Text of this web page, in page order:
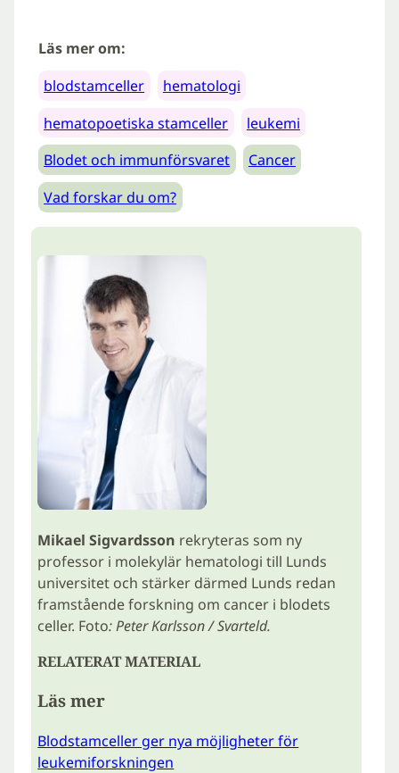
Läs mer om:
blodstamceller
hematologi
hematopoetiska stamceller
leukemi
Blodet och immunförsvaret
Cancer
Vad forskar du om?
Mikael Sigvardsson rekryteras som ny
professor i molekylär hematologi till Lunds
universitet och stärker därmed Lunds redan
framstående forskning om cancer i blodets
celler. Foto: Peter Karlsson / Svarteld.
RELATERAT MATERIAL
Läs mer
Blodstamceller ger nya möjligheter för
leukemiforskningen